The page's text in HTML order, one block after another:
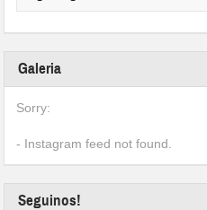
Galeria
Sorry:
- Instagram feed not found.
Seguinos!